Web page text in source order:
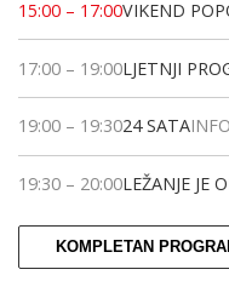
15:00 – 17:00VIKEND
17:00 – 19:00LJETNJI
19:00 – 19:3024 SATA
19:30 – 20:00LEŽANJE JE
KOMPLETAN